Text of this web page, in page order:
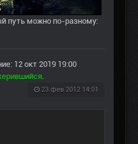
путь можно по-разному:
12 окт 2019 19:00
23 фев 2012 14:01